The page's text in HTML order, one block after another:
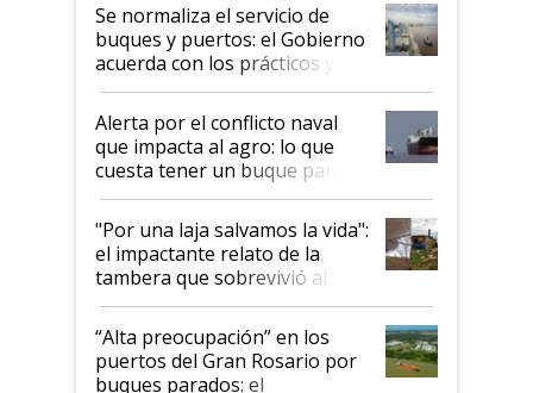
Se normaliza el servicio de
buques y puertos: el Gobierno
acuerda con los prácticos y
suspende el decreto de
desregulación
Alerta por el conflicto naval
que impacta al agro: lo que
cuesta tener un buque parado
y el peligro de que Argentina
pase a ser "país sucio"
"Por una laja salvamos la vida":
el impactante relato de la
tambera que sobrevivió al
tornado
“Alta preocupación” en los
puertos del Gran Rosario por
buques parados: el